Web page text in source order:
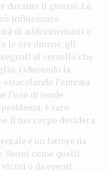
durante il giorno. La
influenzare
di addormentarti e
le ore diurne, gli
al cervello che
riducendo la
l’entrata
l’uso di tende
è raro
il tuo corpo desidera.
è un fattore da
Suoni come quelli
o da eventi